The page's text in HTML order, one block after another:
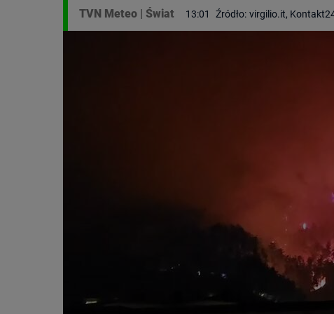
TVN Meteo | Świat 13:01 Źródło: virgilio.it,